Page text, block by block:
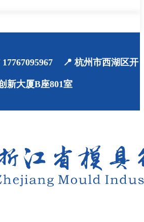
17767095967 📍 杭州市西湖区开
新大厦B座801室